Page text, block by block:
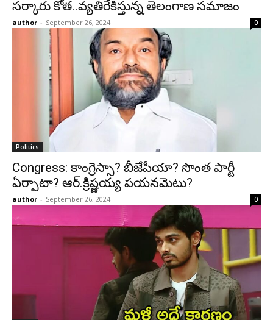
సర్కారు కోత..వ్యతిరేకిస్తున్న తెలంగాణ సమాజం
author - September 26, 2024 0
Politics
Congress: కాంగ్రెస్సా? బీజేపీయా? సొంత పార్టీ
ఏర్పాటా? ఆర్.క్రిష్ణయ్య పయనమెటు?
author - September 26, 2024 0